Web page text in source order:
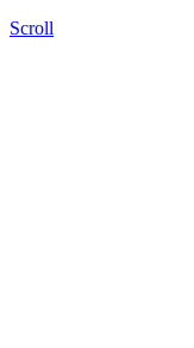
Scroll